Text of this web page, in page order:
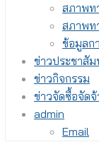
สภาพท
สภาพท
ข้อมูลก
ข่าวประชาสั
ข่าวกิจกรรม
ข่าวจัดซื้อจัดจ้
admin
Email